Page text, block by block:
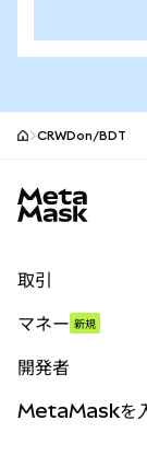
CRWDon/BDT
取引
パーペチュアル
RWA
マネー 新規
開発者
MetaMaskを